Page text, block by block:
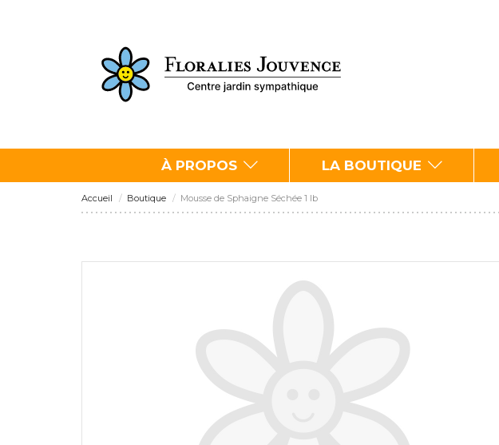
À PROPOS LA BOUTIQUE
Accueil Boutique Mousse de Sphaigne Séchée 1 lb